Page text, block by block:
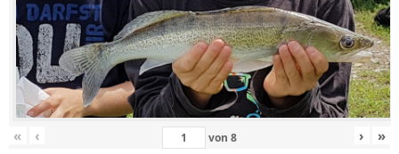
« ‹ von 8 › »